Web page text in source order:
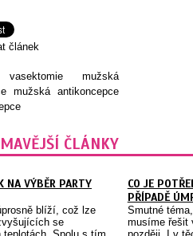
článek
vasektomie mužská
mužská antikoncepce
ČLÁNKY
NA VÝBĚR PARTY
blíží, což lze
se
CO JE
PŘÍPADĚ
Smutné
musíme řešit